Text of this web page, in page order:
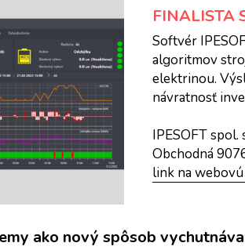
FINALISTA
Softvér
algoritmov
elektrinou.
návratnosť
IPESOFT spol.
Obchodná
link na
ako nový spôsob